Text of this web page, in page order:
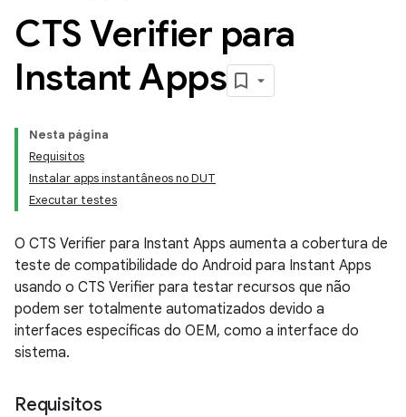
CTS Verifier para
Instant Apps
Nesta página
Requisitos
Instalar apps instantâneos no DUT
Executar testes
O CTS Verifier para Instant Apps aumenta a cobertura de
teste de compatibilidade do Android para Instant Apps
usando o CTS Verifier para testar recursos que não
podem ser totalmente automatizados devido a
interfaces específicas do OEM, como a interface do
sistema.
Requisitos